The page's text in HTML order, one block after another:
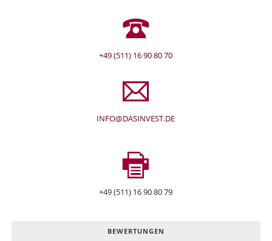
+49 (511) 16 90 80 70
INFO@DASINVEST.DE
+49 (511) 16 90 80 79
BEWERTUNGEN